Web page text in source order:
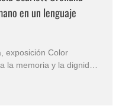
en un lenguaje
exposición Color
la memoria y la dignidad
para permanecer en la